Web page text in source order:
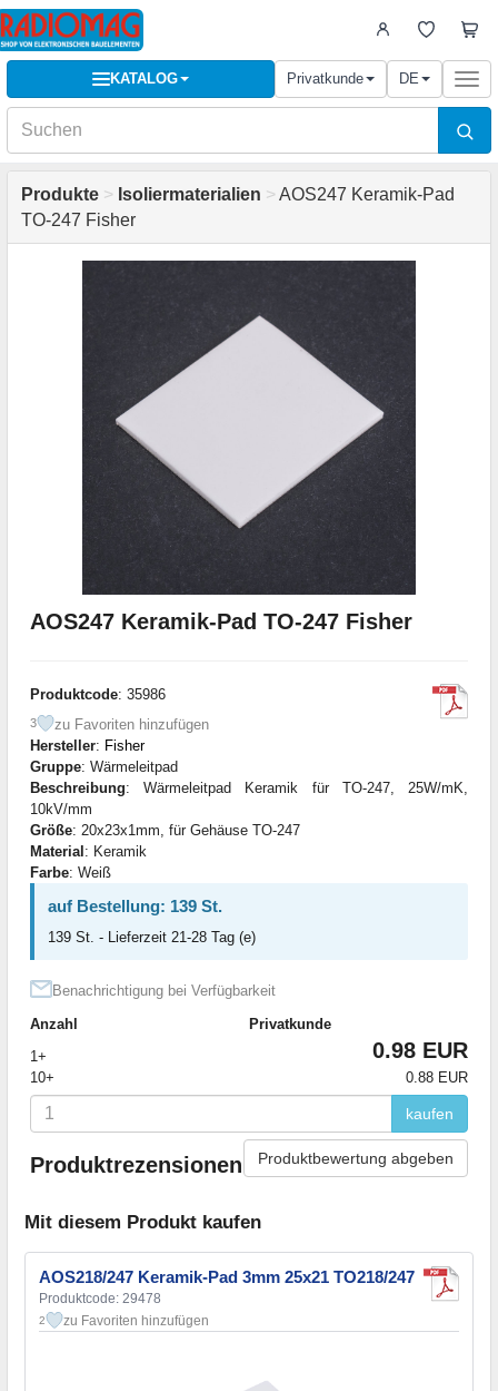
KATALOG Privatkunde DE
Produkte > Isoliermaterialien > AOS247 Keramik-Pad
TO-247 Fisher
AOS247 Keramik-Pad TO-247 Fisher
Produktcode: 35986
3
zu Favoriten hinzufügen
Hersteller: Fisher
Gruppe: Wärmeleitpad
Beschreibung: Wärmeleitpad Keramik für TO-247, 25W/mK,
10kV/mm
Größe: 20x23x1mm, für Gehäuse TO-247
Material: Keramik
Farbe: Weiß
auf Bestellung: 139 St.
139 St. - Lieferzeit 21-28 Tag (e)
Benachrichtigung bei Verfügbarkeit
Anzahl
Privatkunde
1+
0.98 EUR
10+ 0.88 EUR
kaufen
Produktrezensionen Produktbewertung abgeben
Mit diesem Produkt kaufen
AOS218/247 Keramik-Pad 3mm 25x21 TO218/247
Produktcode: 29478
2 zu Favoriten hinzufügen